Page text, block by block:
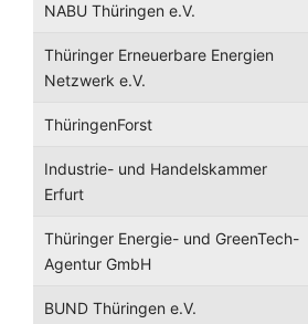
NABU Thüringen e.V.
Thüringer Erneuerbare Energien
Netzwerk e.V.
ThüringenForst
Industrie- und Handelskammer
Erfurt
Thüringer Energie- und GreenTech-
Agentur GmbH
BUND Thüringen e.V.